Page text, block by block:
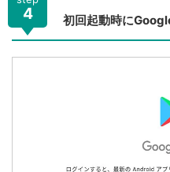
4 初回起動時に